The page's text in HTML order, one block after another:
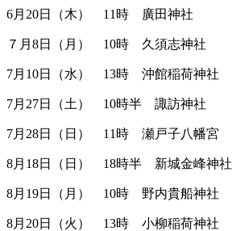
6月20日（木） 11時 廣田神社
７月8日（月） 10時 久須志神社
7月10日（水） 13時 沖館稲荷神社
7月27日（土） 10時半 諏訪神社
7月28日（日） 11時 瀬戸子八幡宮
8月18日（日） 18時半 新城金峰神社
8月19日（月） 10時 野内貴船神社
8月20日（火） 13時 小柳稲荷神社